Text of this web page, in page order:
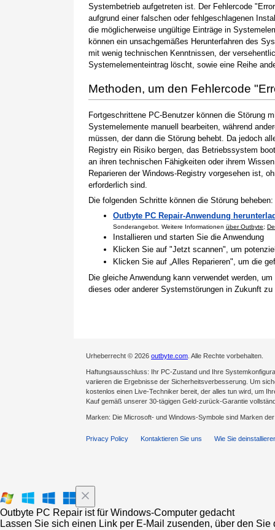
Systembetrieb aufgetreten ist. Der Fehlercode
aufgrund einer falschen oder fehlgeschlagenen
die möglicherweise ungültige Einträge in
können ein unsachgemäßes Herunterfahren des
mit wenig technischen Kenntnissen, der
Systemelementeintrag löscht, sowie eine Reihe
Methoden, um den Fehlercode
Fortgeschrittene PC-Benutzer können die Störung
Systemelemente manuell bearbeiten, während
müssen, der dann die Störung behebt. Da jedoch
Registry ein Risiko bergen, das Betriebssystem
an ihren technischen Fähigkeiten oder ihrem
Reparieren der Windows-Registry vorgesehen ist,
erforderlich sind.
Die folgenden Schritte können die Störung beheben:
Outbyte PC Repair-Anwendung
Sonderangebot. Weitere Informationen über Outbyte;
Installieren und starten Sie die Anwendung
Klicken Sie auf "Jetzt scannen", um
Klicken Sie auf „Alles Reparieren", um die
Die gleiche Anwendung kann verwendet werden,
dieses oder anderer Systemstörungen in Zukunft zu
Urheberrecht © 2026 outbyte.com . Alle Rechte vorbehalten.
Haftungsausschluss: Ihr PC-Zustand und Ihre
variieren die Ergebnisse der Sicherheitsverbesserung. Um
kostenlos einen Live-Techniker bereit, der alles tun wird, um
Kauf gemäß unserer 30-tägigen Geld-zurück-Garantie
Marken: Die Microsoft- und Windows-Symbole sind Marken
Privacy Policy Kontaktieren Sie uns Wie Sie
Outbyte PC Repair ist für Windows-Computer gedacht
Lassen Sie sich einen Link per E-Mail zusenden, über den